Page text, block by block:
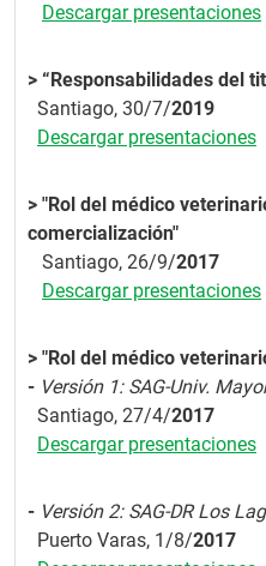
Descargar presentaciones
> “Responsabilidades del
Santiago, 30/7/2019
Descargar presentaciones
> "Rol del médico
comercialización"
Santiago, 26/9/2017
Descargar presentaciones
> "Rol del médico
- Versión 1: SAG-Univ.
Santiago, 27/4/2017
Descargar presentaciones
- Versión 2: SAG-DR Los
Puerto Varas, 1/8/2017